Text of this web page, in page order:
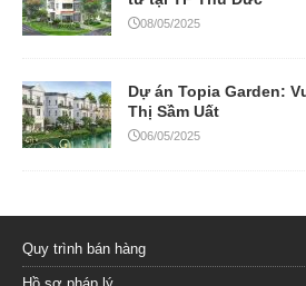
08/05/2025
Dự án Topia Garden:
Thị Sầm Uất
06/05/2025
Quy trình bán hàng